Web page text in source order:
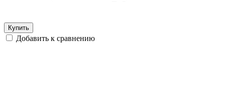
Купить
Добавить к сравнению